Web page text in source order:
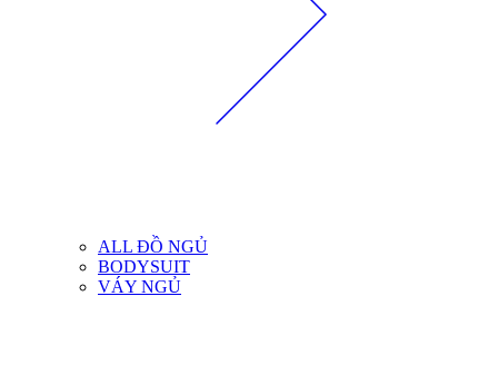
ALL ĐỒ NGỦ
BODYSUIT
VÁY NGỦ